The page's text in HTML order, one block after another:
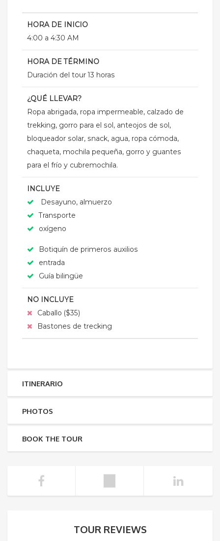
HORA DE INICIO
4:00 a 4:30 AM
HORA DE TÉRMINO
Duración del tour 13 horas
¿QUÉ LLEVAR?
Ropa abrigada, ropa impermeable, calzado de
trekking, gorro para el sol, anteojos de sol,
bloqueador solar, snack, agua, ropa cómoda,
chaqueta, mochila pequeña, gorro y guantes
para el frío y cubremochila.
INCLUYE
Desayuno, almuerzo
Transporte
oxígeno
Botiquín de primeros auxilios
entrada
Guía bilingüe
NO INCLUYE
Caballo ($35)
Bastones de trecking
ITINERARIO
PHOTOS
BOOK THE TOUR
TOUR REVIEWS